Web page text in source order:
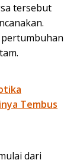
tersebut
Tembus
dari